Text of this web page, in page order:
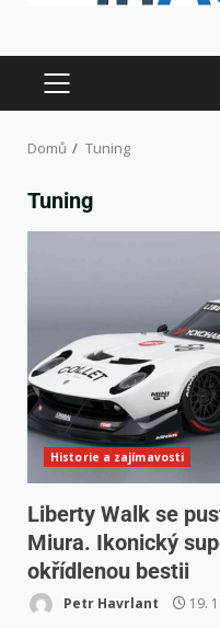
Domů Tuning
Tuning
Historie a zajímavosti
Liberty Walk se
Miura. Ikonický
okřídlenou bestii
Petr Havrlant 19.